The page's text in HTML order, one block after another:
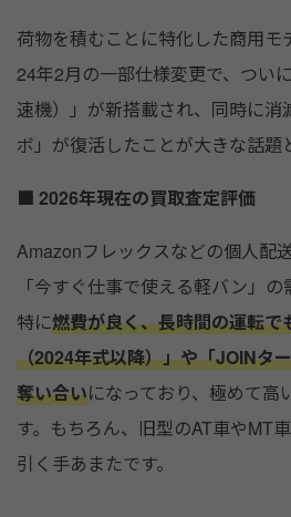
荷物を積むことに特化した商用モ
24年2月の一部仕様変更で、つい
速機）」が新搭載され、同時に消
ボ」が復活したことが大きな話題
■ 2026年現在の買取査定評価
Amazonフレックスなどの個人配
「今すぐ仕事で使える軽バン」の
特に燃費が良く、長時間の運転
（2024年式以降）」や「JOINタ
奪い合いになっており、極めて高
す。もちろん、旧型のAT車やMT
引く手あまたです。